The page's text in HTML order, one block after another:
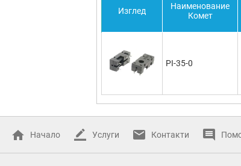
Изглед
Наименование
Комет
PI-35-0
Начало Услуги Контакти